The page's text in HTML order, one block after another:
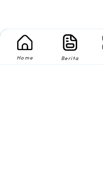
Home Berita